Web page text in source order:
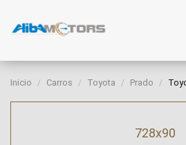
Inicio Carros Toyota Prado
728x90